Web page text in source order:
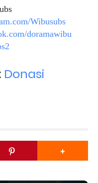
Wibusubs
doramawibu
Donasi